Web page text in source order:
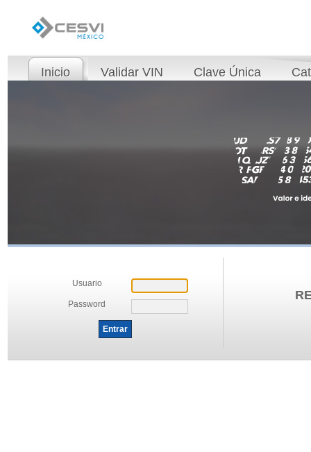
Inicio Validar VIN Clave Única
Usuario
Password